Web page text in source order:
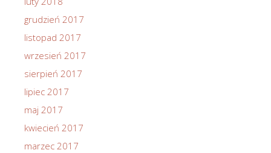
grudzień 2017
listopad 2017
wrzesień 2017
sierpień 2017
lipiec 2017
maj 2017
kwiecień 2017
marzec 2017